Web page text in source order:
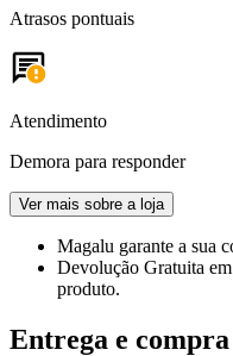
Atrasos pontuais
Atendimento
Demora para responder
Ver mais sobre a loja
Magalu garante a sua
Devolução Gratuita
produto.
Entrega e